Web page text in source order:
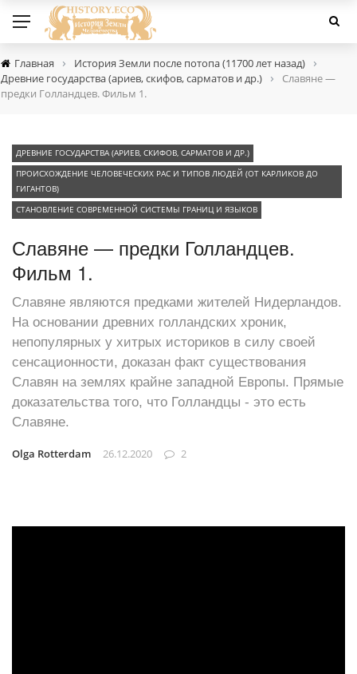
Главная › История Земли после потопа (11700 лет назад) ›
Древние государства (ариев, скифов, сарматов и др.) ›
Славяне —
предки Голландцев. Фильм 1.
ДРЕВНИЕ ГОСУДАРСТВА (АРИЕВ, СКИФОВ, САРМАТОВ И ДР.)
ПРОИСХОЖДЕНИЕ ЧЕЛОВЕЧЕСКИХ РАС И ТИПОВ ЛЮДЕЙ (ОТ КАРЛИКОВ ДО
ГИГАНТОВ)
СТАНОВЛЕНИЕ СОВРЕМЕННОЙ СИСТЕМЫ ГРАНИЦ И ЯЗЫКОВ
Славяне — предки Голландцев.
Фильм 1.
Славяне являются предками жителей Нидерландов.
На основании древних голландских хроник,
непопулярных у хитрых историков в силу своей
сенсационности, доказан факт существования
Славян на землях крайне западной Европы. Прямые
доказательства того, что Голландцы - это есть
Славяне.
Olga Rotterdam 26.12.2020 2